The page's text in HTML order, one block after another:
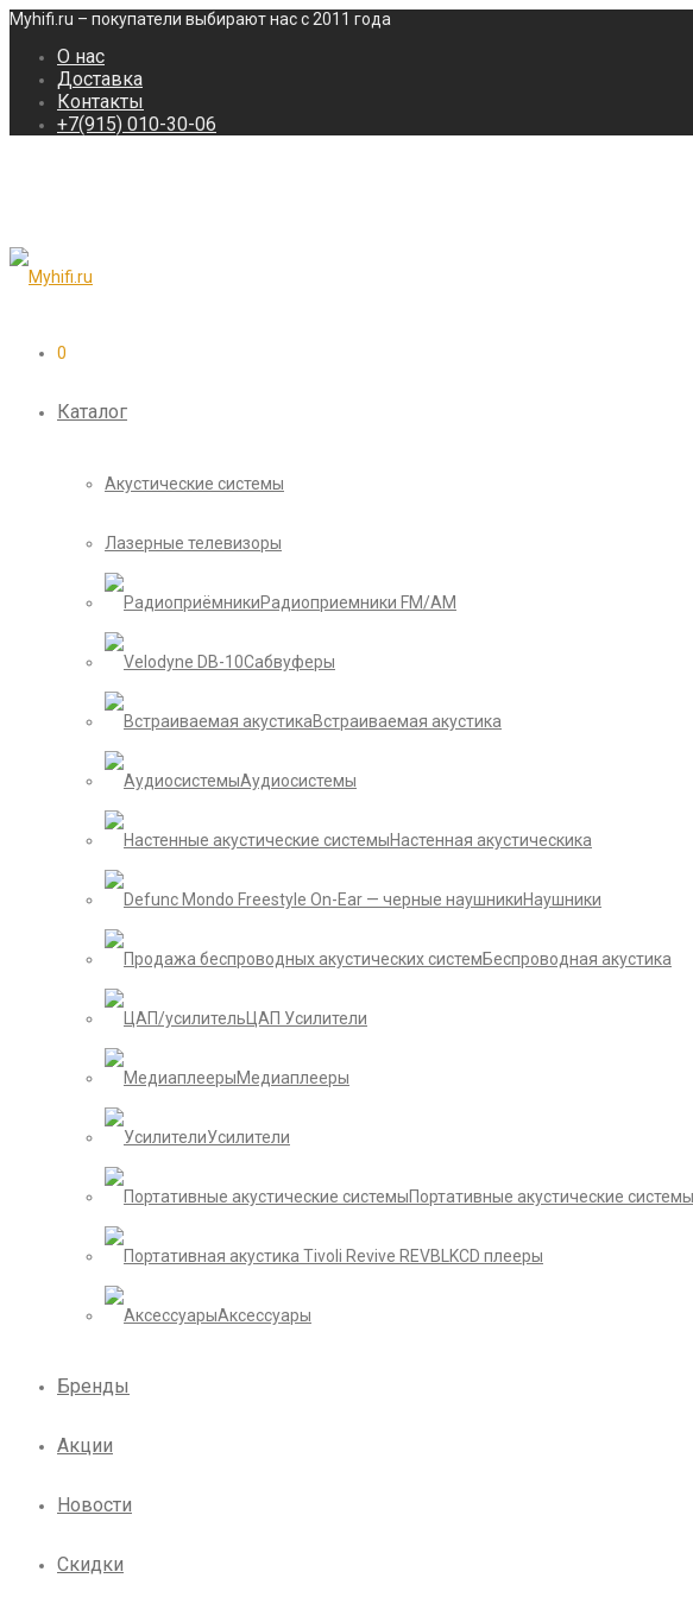
Myhifi.ru – покупатели выбирают нас с 2011 года
О нас
Доставка
Контакты
+7(915) 010-30-06
0
Каталог
Акустические системы
Лазерные телевизоры
Радиоприемники FM/AM
Сабвуферы
Встраиваемая акустика
Аудиосистемы
Настенная акустическика
Наушники
Беспроводная акустика
ЦАП Усилители
Медиаплееры
Усилители
Портативные акустические системы
CD плееры
Аксессуары
Бренды
Акции
Новости
Скидки